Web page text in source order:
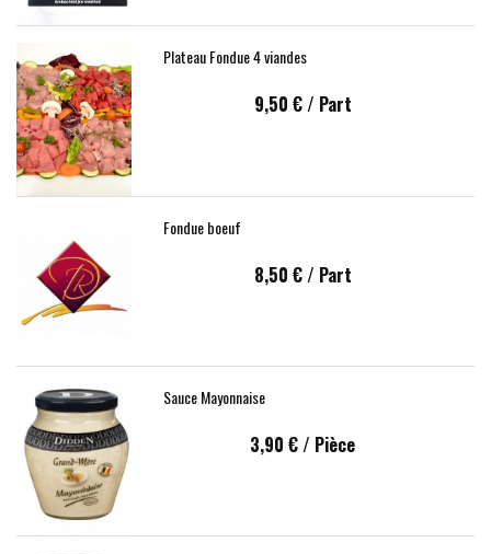
Plateau Fondue 4 viandes
9,50 €/ Part
Fondue boeuf
8,50 €/ Part
Sauce Mayonnaise
3,90 €/ Pièce